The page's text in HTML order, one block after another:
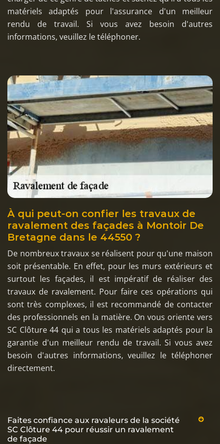
matériels adaptés pour l'assurance d'un meilleur
rendu de travail. Si vous avez besoin d'autres
informations, veuillez le téléphoner.
À qui peut-on confier les travaux de
ravalement des façades à Montoir De
Bretagne dans le 44550 ?
De nombreux travaux se réalisent pour qu'une maison
soit présentable. En effet, pour les murs extérieurs et
surtout les façades, il est impératif de réaliser des
travaux de ravalement. Pour faire ces opérations qui
sont très complexes, il est recommandé de contacter
des professionnels en la matière. On vous oriente vers
SC Clôture 44 qui a tous les matériels adaptés pour la
garantie d'un meilleur rendu de travail. Si vous avez
besoin d'autres informations, veuillez le téléphoner
directement.
Faites confiance aux ravaleurs de la société
SC Clôture 44 pour réussir un ravalement
de façade